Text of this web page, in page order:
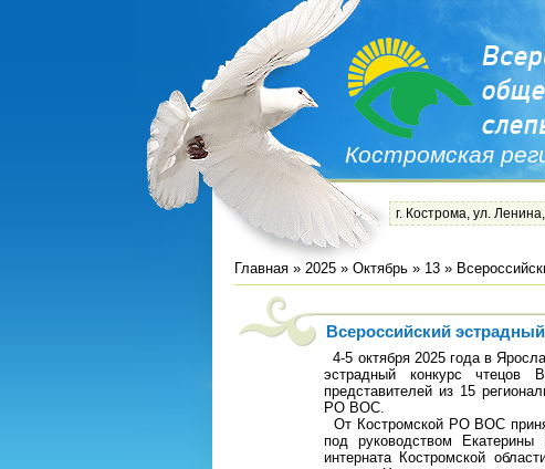
Костромская
г. Кострома, ул.
Главная » 2025 » Октябрь » 13 »
Всероссийский
4-5 октября 2025 года в
эстрадный конкурс
представителей из 15
РО ВОС.
От Костромской РО ВОС
под руководством
интерната Костромской